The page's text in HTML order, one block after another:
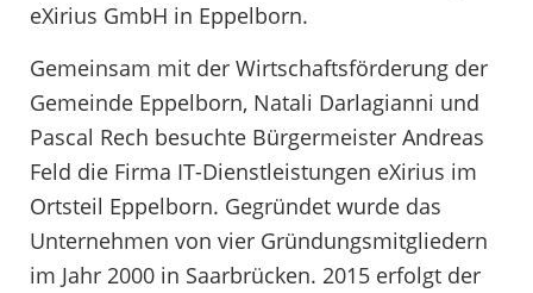
eXirius GmbH in Eppelborn.
Gemeinsam mit der Wirtschaftsförderung der
Gemeinde Eppelborn, Natali Darlagianni und
Pascal Rech besuchte Bürgermeister Andreas
Feld die Firma IT-Dienstleistungen eXirius im
Ortsteil Eppelborn. Gegründet wurde das
Unternehmen von vier Gründungsmitgliedern
im Jahr 2000 in Saarbrücken. 2015 erfolgt der